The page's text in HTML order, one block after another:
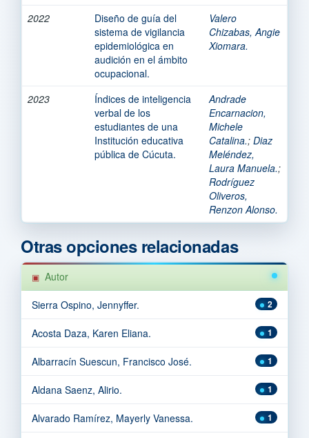
2022
Diseño de guía del
sistema de vigilancia
epidemiológica en
audición en el ámbito
ocupacional.
Valero
Chizabas, Angie
Xiomara.
2023
Índices de inteligencia
verbal de los
estudiantes de una
Institución educativa
pública de Cúcuta.
Andrade
Encarnacion,
Michele
Catalina.; Diaz
Meléndez,
Laura Manuela.;
Rodríguez
Oliveros,
Renzon Alonso.
Otras opciones relacionadas
Autor
2
Sierra Ospino, Jennyffer.
1
Acosta Daza, Karen Eliana.
1
Albarracín Suescun, Francisco José.
1
Aldana Saenz, Alirio.
1
Alvarado Ramírez, Mayerly Vanessa.